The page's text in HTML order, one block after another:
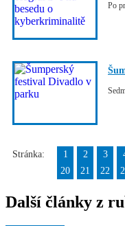
Po
Stránka: 1 2 3
20
21 22
Další články z